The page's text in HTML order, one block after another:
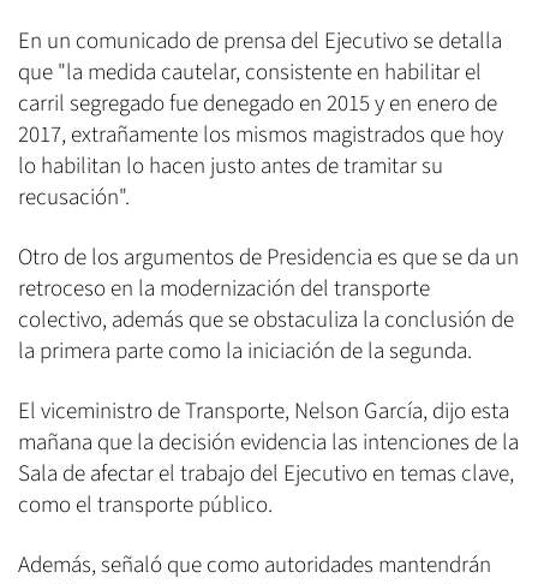
En un comunicado de prensa del Ejecutivo se detalla
que "la medida cautelar, consistente en habilitar el
carril segregado fue denegado en 2015 y en enero de
2017, extrañamente los mismos magistrados que hoy
lo habilitan lo hacen justo antes de tramitar su
recusación".
Otro de los argumentos de Presidencia es que se da un
retroceso en la modernización del transporte
colectivo, además que se obstaculiza la conclusión de
la primera parte como la iniciación de la segunda.
El viceministro de Transporte, Nelson García, dijo esta
mañana que la decisión evidencia las intenciones de la
Sala de afectar el trabajo del Ejecutivo en temas clave,
como el transporte público.
Además, señaló que como autoridades mantendrán